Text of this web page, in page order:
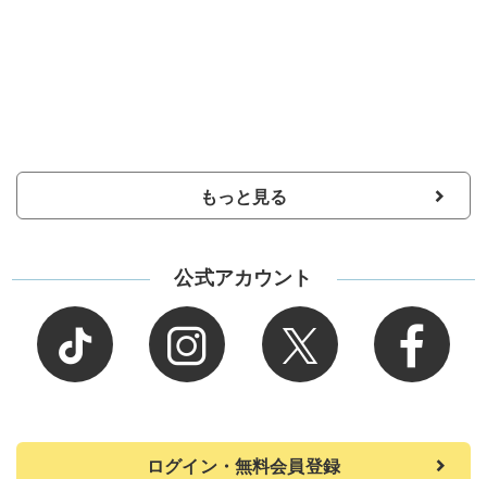
もっと見る
公式アカウント
ログイン・無料会員登録